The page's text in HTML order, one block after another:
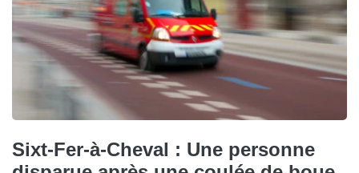
Sixt-Fer-à-Cheval : Une personne